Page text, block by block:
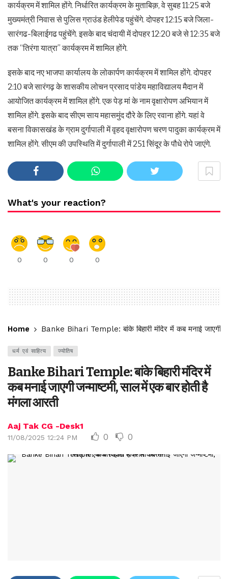
कार्यक्रम में शामिल होंगे. निर्धारित कार्यक्रम के मुताबिक़, वे सुबह 11:25 बजे
मुख्यमंत्री निवास से पुलिस ग्राउंड हेलीपेड पहुंचेंगे. दोपहर 12:15 बजे जिला-
सारंगढ-बिलाईगढ पहुंचेंगे. इसके बाद चंदायी में दोपहर 12:20 बजे से 12:35 बजे
तक “तिरंगा यात्रा” कार्यक्रम में शामिल होंगे.
इसके बाद नए भाजपा कार्यालय के लोकार्पण कार्यक्रम में शामिल होंगे. दोपहर
2:10 बजे सारंगढ़ के शासकीय लोचन प्रसाद पांडेय महाविद्यालय मैदान में
आयोजित कार्यक्रम में शामिल होंगे. एक पेड़ मां के नाम वृक्षारोपण अभियान में
शामिल होंगे. इसके बाद सीएम साय महासमुंद दौरे के लिए रवाना होंगे. यहां वे
बसना विकासखंड के ग्राम दुर्गापाली में वृहद वृक्षारोपण चरण पादुका कार्यक्रम में
शामिल होंगे. सीएम की उपस्थिति में दुर्गापाली में 251 सिंदूर के पौधे रोपे जाएंगे.
What's your reaction?
0 0 0 0
Home Banke Bihari Temple: बांके बिहारी मंदिर में कब मनाई जाएगी
धर्म एवं साहित्य ज्योतिष
Banke Bihari Temple: बांके बिहारी मंदिर में
कब मनाई जाएगी जन्माष्टमी, साल में एक बार होती है
मंगला आरती
Aaj Tak CG -Desk1
11/08/2025 12:24 PM 0 0